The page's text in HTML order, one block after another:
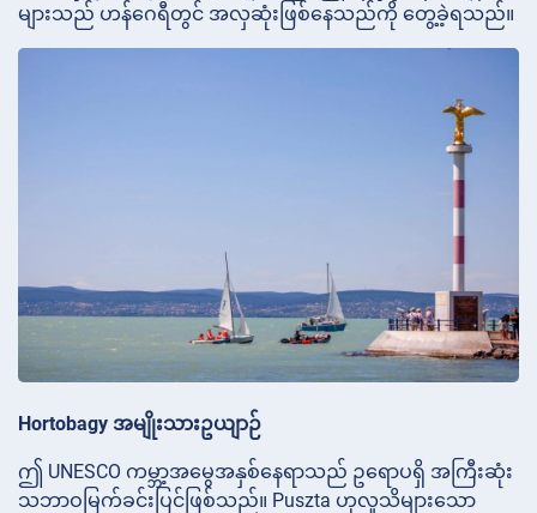
များသည် ဟန်ဂေရီတွင် အလှဆုံးဖြစ်နေသည်ကို တွေ့ခဲ့ရသည်။
Hortobagy အမျိုးသားဥယျာဉ်
ဤ UNESCO ကမ္ဘာ့အမွေအနှစ်နေရာသည် ဥရောပရှိ အကြီးဆုံး
သဘာဝမြက်ခင်းပြင်ဖြစ်သည်။ Puszta ဟုလူသိများသော